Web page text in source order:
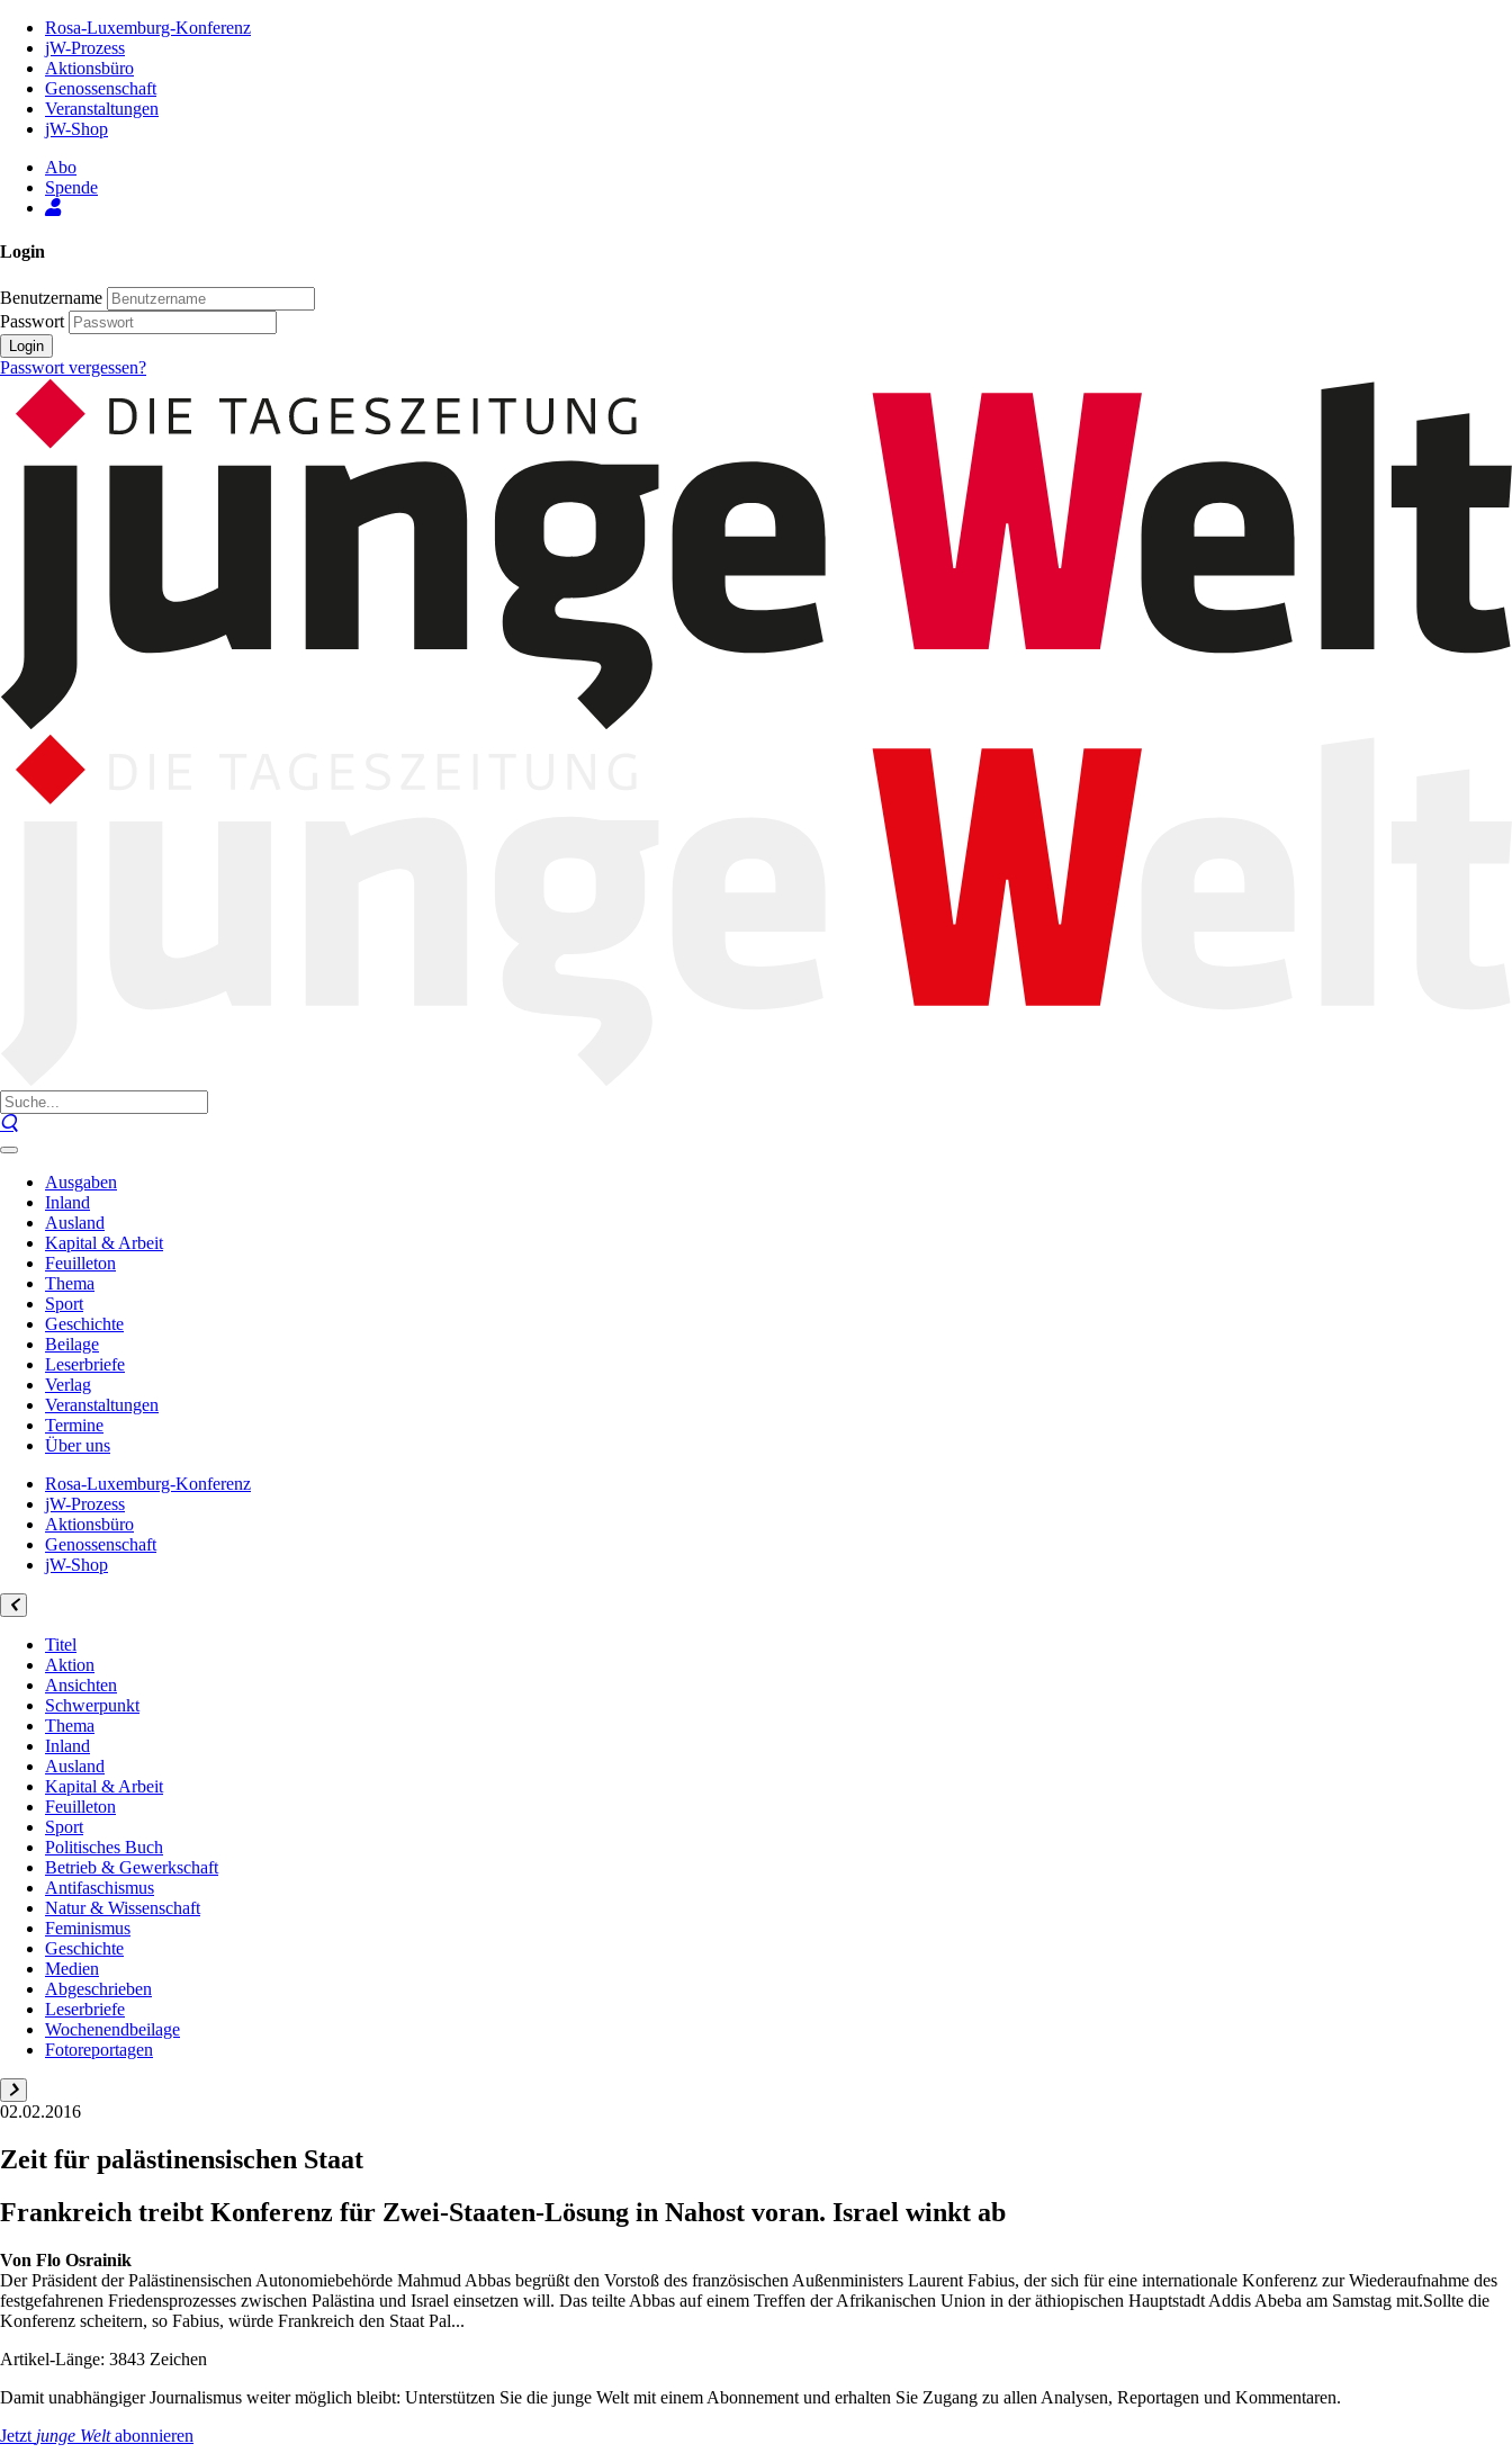
Inhalt
Seite
Rosa-Luxemburg-Konferenz
jW-Prozess
Aktionsbüro
Genossenschaft
Veranstaltungen
jW-Shop
Abo
Spende
Login
Benutzername
Passwort
Login
Passwort vergessen?
Ausgaben
Inland
Ausland
Kapital & Arbeit
Feuilleton
Thema
Sport
Geschichte
Beilage
Leserbriefe
Verlag
Veranstaltungen
Termine
Über uns
Rosa-Luxemburg-Konferenz
jW-Prozess
Aktionsbüro
Genossenschaft
jW-Shop
Titel
Aktion
Ansichten
Schwerpunkt
Thema
Inland
Ausland
Kapital & Arbeit
Feuilleton
Sport
Politisches Buch
Betrieb & Gewerkschaft
Antifaschismus
Natur & Wissenschaft
Feminismus
Geschichte
Medien
Abgeschrieben
Leserbriefe
Wochenendbeilage
Fotoreportagen
02.02.2016
Zeit für palästinensischen Staat
Frankreich treibt Konferenz für Zwei-Staaten-Lösung in Nahost voran. Israel winkt ab
Von Flo Osrainik
Der Präsident der Palästinensischen Autonomiebehörde Mahmud Abbas begrüßt den Vorstoß des französischen Außenministers Laurent Fabius, der sich für eine internationale Konferenz zur Wiederaufnahme des
festgefahrenen Friedensprozesses zwischen Palästina und Israel einsetzen will. Das teilte Abbas auf einem Treffen der Afrikanischen Union in der äthiopischen Hauptstadt Addis Abeba am Samstag mit.Sollte die
Konferenz scheitern, so Fabius, würde Frankreich den Staat Pal...
Artikel-Länge: 3843 Zeichen
Damit unabhängiger Journalismus weiter möglich bleibt: Unterstützen Sie die junge Welt mit einem Abonnement und erhalten Sie Zugang zu allen Analysen, Reportagen und Kommentaren.
Jetzt junge Weltabonnieren